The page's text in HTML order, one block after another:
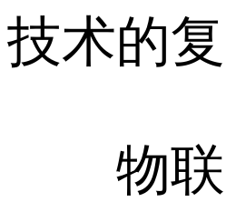
技术的
物联